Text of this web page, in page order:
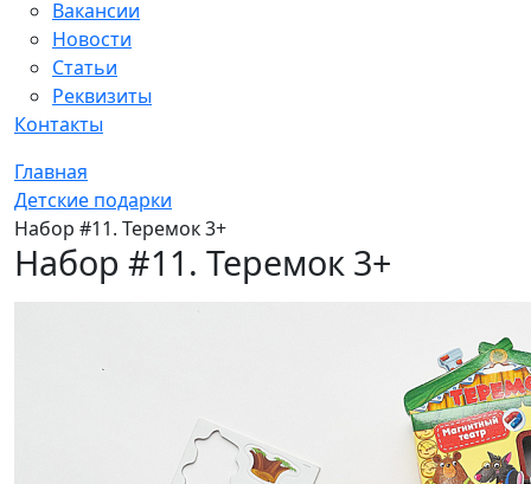
Вакансии
Новости
Статьи
Реквизиты
Контакты
Главная
Детские подарки
Набор #11. Теремок 3+
Набор #11. Теремок 3+